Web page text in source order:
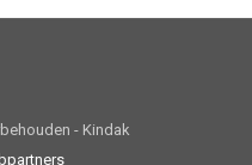
- Kindak